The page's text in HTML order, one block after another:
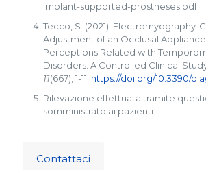
implant-supported-prostheses.pdf
Tecco, S. (2021). Electromyography-
Adjustment of an Occlusal
Perceptions Related with
Disorders. A Controlled Clinical
11(667), 1-11. https://doi.org/10.3390/
Rilevazione effettuata tramite
somministrato ai pazienti
Contattaci